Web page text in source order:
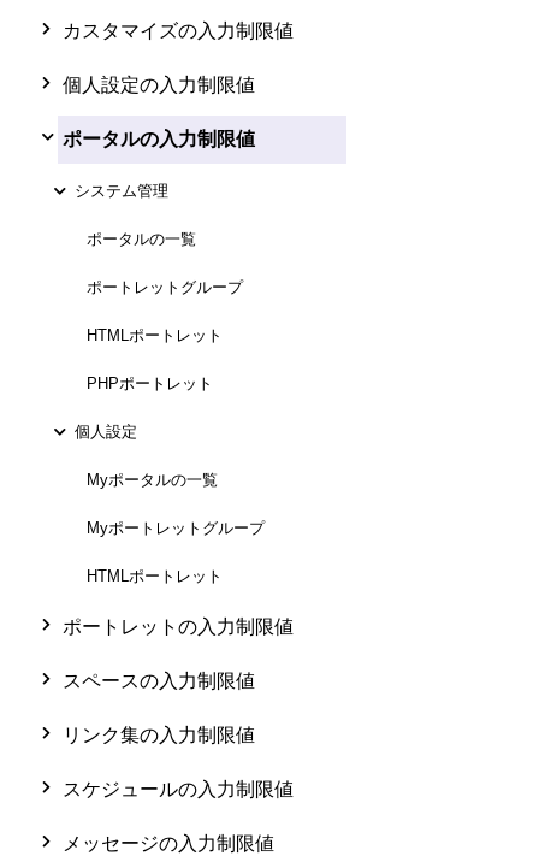
カスタマイズの入力制限値
個人設定の入力制限値
ポータルの入力制限値
システム管理
ポータルの一覧
ポートレットグループ
HTMLポートレット
PHPポートレット
個人設定
Myポータルの一覧
Myポートレットグループ
HTMLポートレット
ポートレットの入力制限値
スペースの入力制限値
リンク集の入力制限値
スケジュールの入力制限値
メッセージの入力制限値